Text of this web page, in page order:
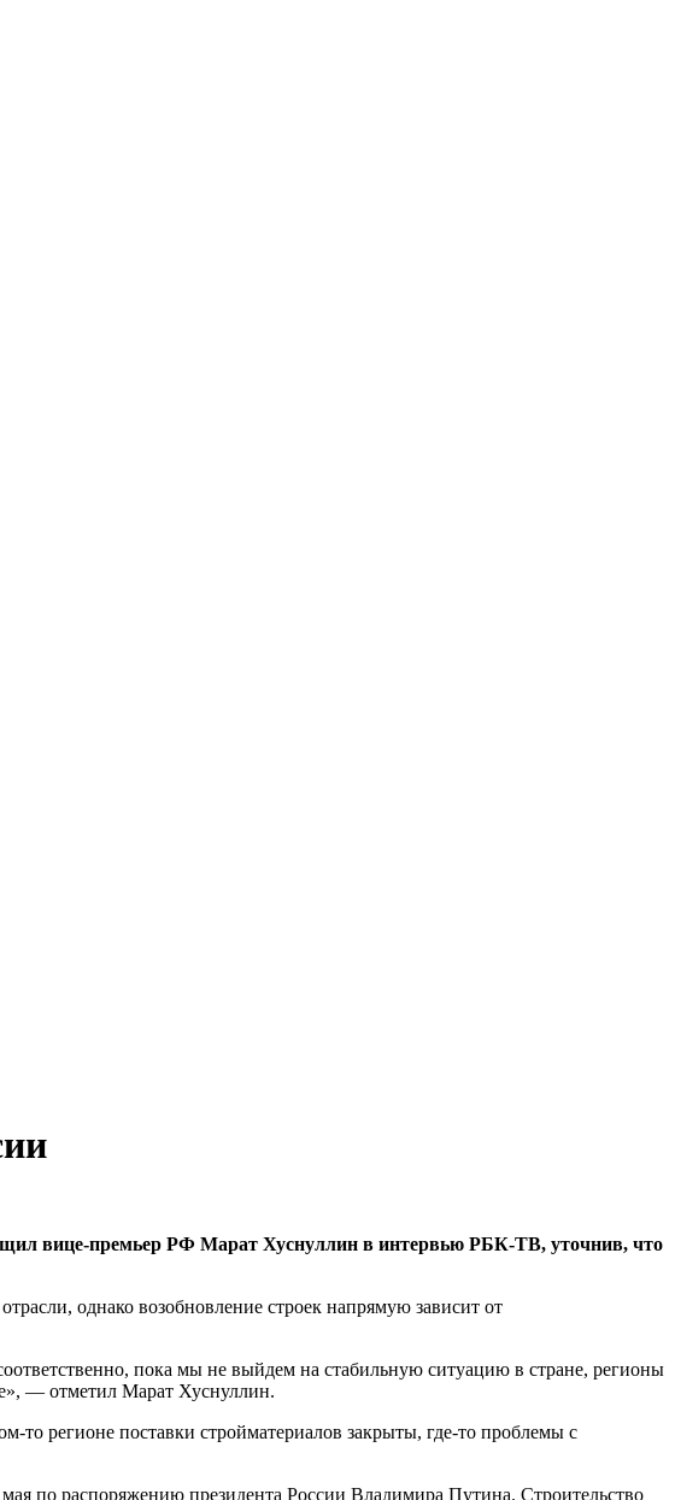
вице-премьер РФ Марат Хуснуллин в интервью РБК-ТВ, уточнив, что
однако возобновление строек напрямую зависит от
пока мы не выйдем на стабильную ситуацию в стране, регионы
— отметил Марат Хуснуллин.
то регионе поставки стройматериалов закрыты, где-то проблемы с
по распоряжению президента России Владимира Путина. Строительство